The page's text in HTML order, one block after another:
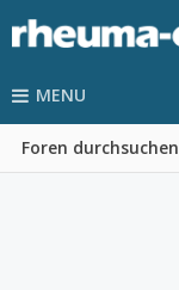
MENU
Foren durchsuchen